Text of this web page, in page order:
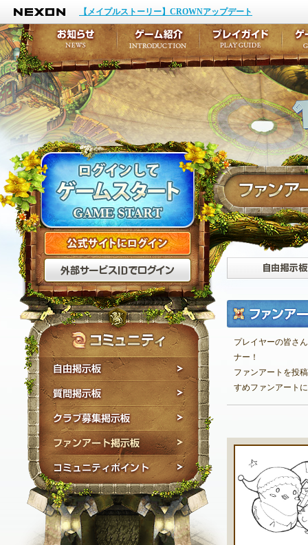
NEXON
【メイプルストーリー】CROWNアップデート
公式サイトにログイン
外部サービスIDでログ
自由掲示板
質問掲示板
ファンアート掲示板
コミュニティポイン
プレイヤーの皆さ
ナー！
ファンアートを投
すめファンアート
お知らせ
イベント
アップデート
メンテナンス
ゲーム紹介
キャラクター作成
テイルズ初級者講座
ここだけは知ってお